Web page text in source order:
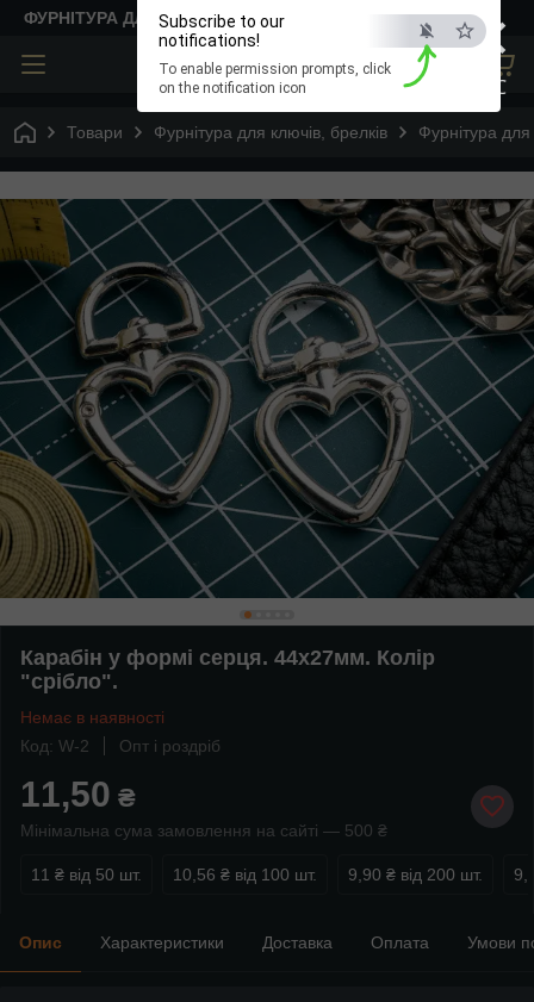
×
ESC
Subscribe to our
notifications!
To enable permission prompts, click
on the notification icon
ФУРНІТУРА ДЛЯ ТВОРЧОСТІ
Товари Фурнітура для ключів, брелків Фурнітура
Карабін у формі серця. 44х27мм. Колір
"срібло".
Немає в наявності
Код: W-2
Опт і роздріб
11,50 ₴
Мінімальна сума замовлення на сайті — 500 ₴
11 ₴ від 50 шт. 10,56 ₴ від 100 шт. 9,90 ₴ від 200 шт.
Опис Характеристики Доставка Оплата Умови